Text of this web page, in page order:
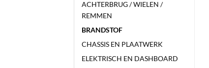
ACHTERBRUG / WIELEN /
REMMEN
BRANDSTOF
CHASSIS EN PLAATWERK
ELEKTRISCH EN DASHBOARD